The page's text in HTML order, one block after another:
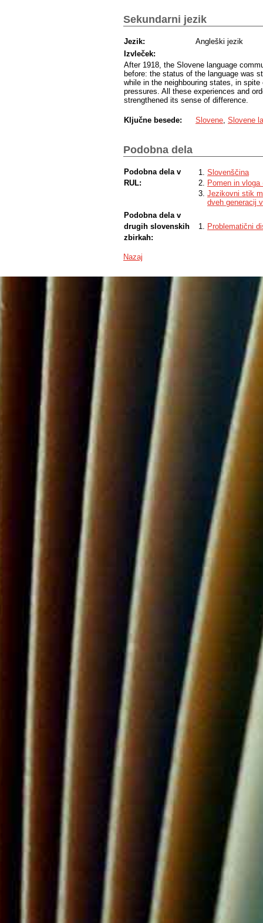
Sekundarni jezik
Jezik:
Angleški jezik
Izvleček:
After 1918, the Slovene language
before: the status of the language was
while in the neighbouring states, in
pressures. All these experiences and
strengthened its sense of difference.
Ključne besede: Slovene Slovene
Podobna dela
Podobna dela v
RUL:
Slovenščina
Pomen in
Jezikovni stik
dveh generacij
Podobna dela v
drugih slovenskih
zbirkah:
Problematični
Nazaj